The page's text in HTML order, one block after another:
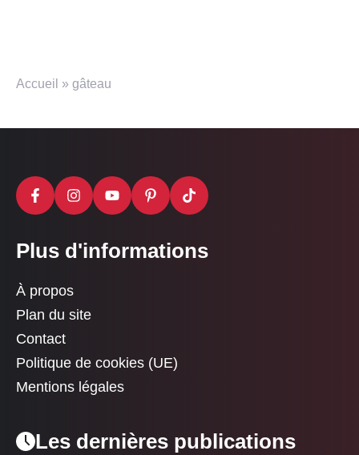
Accueil » gâteau
Plus d'informations
À propos
Plan du site
Contact
Politique de cookies (UE)
Mentions légales
Les dernières publications